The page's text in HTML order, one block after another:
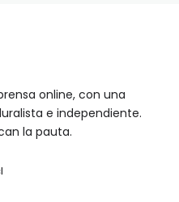
online, con una
e independiente.
la pauta.